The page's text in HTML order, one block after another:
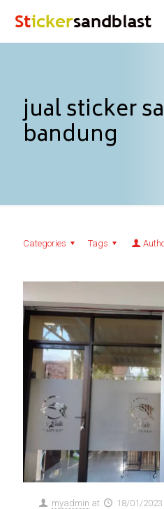
jual sticker
bandung
Categories Tags
myadmin at 18/01/2023